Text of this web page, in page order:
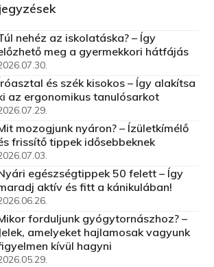
nehéz az iskolatáska? – Így
meg a gyermekkori hátfájás
és szék kisokos – Így alakítsa
az ergonomikus tanulósarkot
mozogjunk nyáron? – Ízületkímélő
frissítő tippek idősebbeknek
egészségtippek 50 felett – Így
aktív és fitt a kánikulában!
forduljunk gyógytornászhoz? –
Jelek, amelyeket hajlamosak vagyunk
kívül hagyni